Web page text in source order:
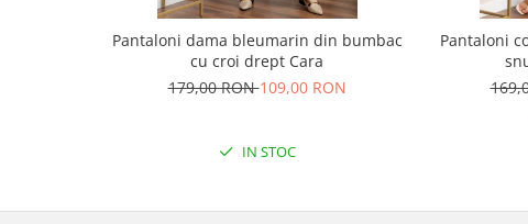
Pantaloni dama bleumarin din bumbac
cu croi drept Cara
179,00 RON109,00 RON
IN STOC
Pantaloni